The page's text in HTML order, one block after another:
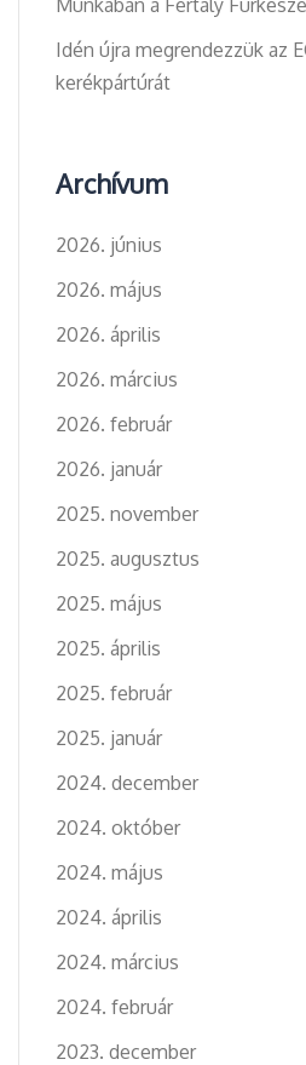
Munkában a Fertály
Idén újra megrendezzük az
kerékpártúrát
Archívum
2026. június
2026. május
2026. április
2026. március
2026. február
2026. január
2025. november
2025. augusztus
2025. május
2025. április
2025. február
2025. január
2024. december
2024. október
2024. május
2024. április
2024. március
2024. február
2023. december